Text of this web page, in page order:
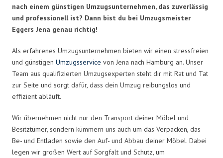
nach einem günstigen Umzugsunternehmen, das zuverlässig
und professionell ist? Dann bist du bei Umzugsmeister
Eggers Jena genau richtig!
Als erfahrenes Umzugsunternehmen bieten wir einen stressfreien
und günstigen Umzugsservice von Jena nach Hamburg an. Unser
Team aus qualifizierten Umzugsexperten steht dir mit Rat und Tat
zur Seite und sorgt dafür, dass dein Umzug reibungslos und
effizient abläuft.
Wir übernehmen nicht nur den Transport deiner Möbel und
Besitztümer, sondern kümmern uns auch um das Verpacken, das
Be- und Entladen sowie den Auf- und Abbau deiner Möbel. Dabei
legen wir großen Wert auf Sorgfalt und Schutz, um